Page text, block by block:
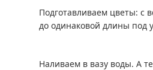
Подготавливаем цветы: с
до одинаковой длины под
Наливаем в вазу воды. А